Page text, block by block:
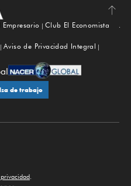
Subir
Empresario
Club El Economista
Aviso de Privacidad Integral
de trabajo